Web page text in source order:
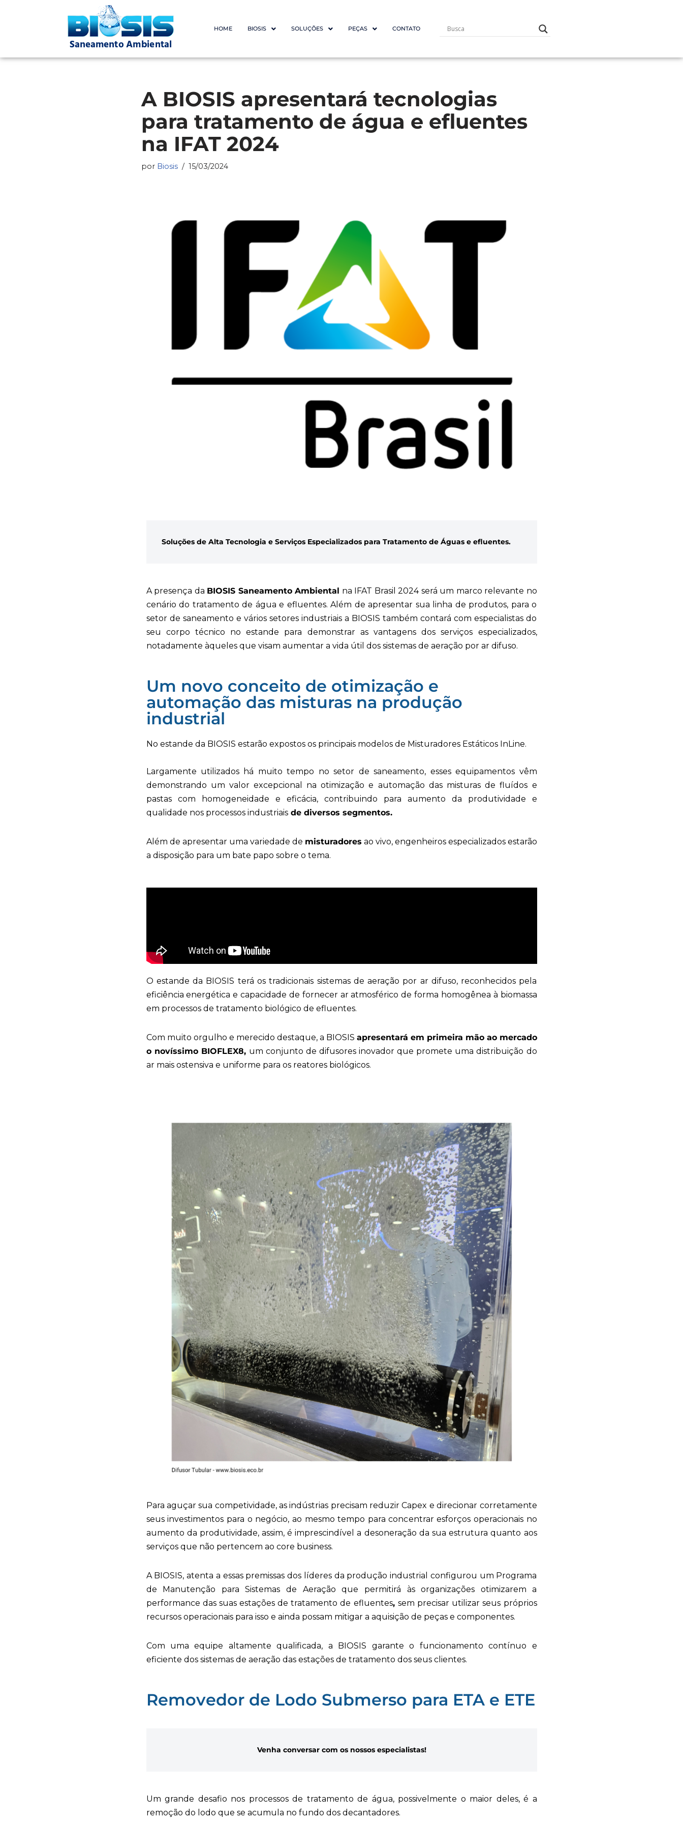
o
HOME BIOSIS SOLUÇÕES PEÇAS CONTATO
A BIOSIS apresentará tecnologias
para tratamento de água e efluentes
na IFAT 2024
por Biosis 15/03/2024
Soluções de Alta Tecnologia e Serviços Especializados para Tratamento de Águas e efluentes.
A presença da BIOSIS Saneamento Ambiental na IFAT Brasil 2024 será um marco relevante no
cenário do tratamento de água e efluentes. Além de apresentar sua linha de produtos, para o
setor de saneamento e vários setores industriais a BIOSIS também contará com especialistas do
seu corpo técnico no estande para demonstrar as vantagens dos serviços especializados,
notadamente àqueles que visam aumentar a vida útil dos sistemas de aeração por ar difuso.
Um novo conceito de otimização e
automação das misturas na produção
industrial
No estande da BIOSIS estarão expostos os principais modelos de Misturadores Estáticos InLine.
Largamente utilizados há muito tempo no setor de saneamento, esses equipamentos vêm
demonstrando um valor excepcional na otimização e automação das misturas de fluídos e
pastas com homogeneidade e eficácia, contribuindo para aumento da produtividade e
qualidade nos processos industriaisde diversos segmentos.
Além de apresentar uma variedade de misturadores ao vivo, engenheiros especializados estarão
a disposição para um bate papo sobre o tema.
O estande da BIOSIS terá os tradicionais sistemas de aeração por ar difuso, reconhecidos pela
eficiência energética e capacidade de fornecer ar atmosférico de forma homogênea à biomassa
em processos de tratamento biológico de efluentes.
Com muito orgulho e merecido destaque, a BIOSIS apresentará em primeira mão ao mercado
o novíssimo BIOFLEX8, um conjunto de difusores inovador que promete uma distribuição do
ar mais ostensiva e uniforme para os reatores biológicos.
Para aguçar sua competividade, as indústrias precisam reduzir Capex e direcionar corretamente
seus investimentos para o negócio, ao mesmo tempo para concentrar esforços operacionais no
aumento da produtividade, assim, é imprescindível a desoneração da sua estrutura quanto aos
serviços que não pertencem ao core business.
A BIOSIS, atenta a essas premissas dos líderes da produção industrial configurou um Programa
de Manutenção para Sistemas de Aeração que permitirá às organizações otimizarem a
performance das suas estações de tratamento de efluentes, sem precisar utilizar seus próprios
recursos operacionais para isso e ainda possam mitigar a aquisição de peças e componentes.
Com uma equipe altamente qualificada, a BIOSIS garante o funcionamento contínuo e
eficiente dos sistemas de aeração das estações de tratamento dos seus clientes.
Removedor de Lodo Submerso para ETA e ETE
Venha conversar com os nossos especialistas!
Um grande desafio nos processos de tratamento de água, possivelmente o maior deles, é a
remoção do lodo que se acumula no fundo dos decantadores.